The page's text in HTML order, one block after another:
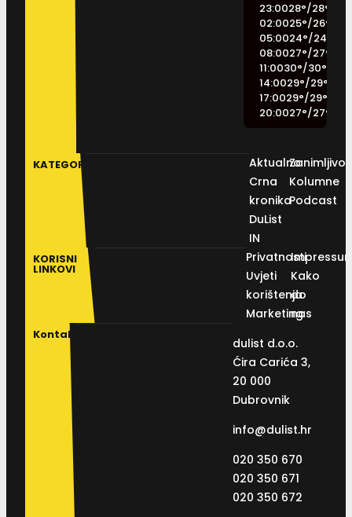
23:0028°/28°
02:0025°/26°
05:0024°/24
08:0027°/27°
11:0030°/30°
14:0029°/29°
17:0029°/29°
20:0027°/27°
KATEGORIJE
Aktualno
Crna
kronika
DuList
IN
Kolumne
Podcast
KORISNI
LINKOVI
Privatnosti
Uvjeti
korištenja
Marketing
Kako
do
nas
Kontakt
dulist d.o.o.
Ćira Carića 3,
20 000
Dubrovnik
info@dulist.hr
020 350 670
020 350 671
020 350 672